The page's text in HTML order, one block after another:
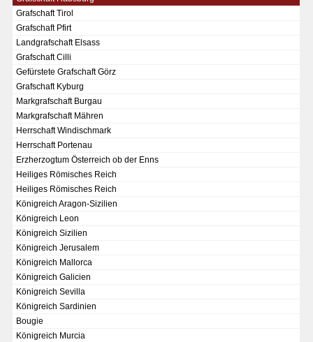
Ganz neue Vorstellung des Rheinstroms 1794
Details der historischen Rheinkarte
Deutsch-französische Geschichte am Rhein
Chronologie der deutsch-französischen Geschichte
Grafschaft Tirol
Grafschaft Pfirt
Landgrafschaft Elsass
Grafschaft Cilli
Gefürstete Grafschaft Görz
Grafschaft Kyburg
Markgrafschaft Burgau
Markgrafschaft Mähren
Herrschaft Windischmark
Herrschaft Portenau
Erzherzogtum Österreich ob der Enns
Heiliges Römisches Reich
Heiliges Römisches Reich
Königreich Aragon-Sizilien
Königreich Leon
Königreich Sizilien
Königreich Jerusalem
Königreich Mallorca
Königreich Galicien
Königreich Sevilla
Königreich Sardinien
Bougie
Königreich Murcia